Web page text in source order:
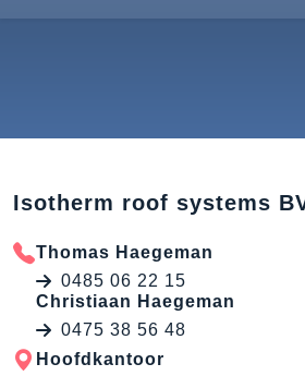
Isotherm roof systems
Thomas Haegeman
0485 06 22 15
Christiaan Haegeman
0475 38 56 48
Hoofdkantoor